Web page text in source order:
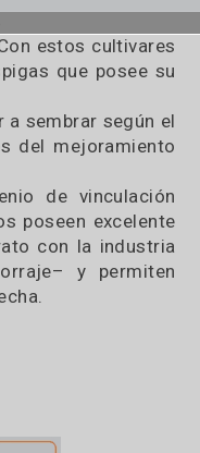
hectárea fue
de año y la
de forraje a
cultivares
pastoriles;
se
(inscripta en
de alta calidad
de espigas que
cultivar a sembrar
en: